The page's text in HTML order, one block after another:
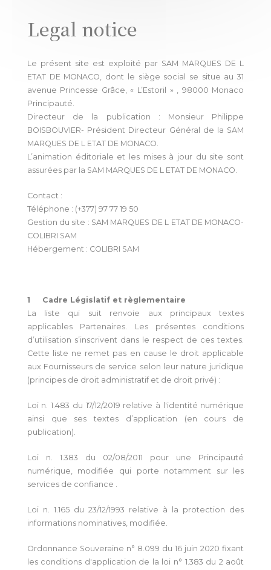
Legal notice
Le présent site est exploité par SAM MARQUES DE L
ETAT DE MONACO, dont le siège social se situe au 31
avenue Princesse Grâce, « L’Estoril » , 98000 Monaco
Principauté.
Directeur de la publication : Monsieur Philippe
BOISBOUVIER- Président Directeur Général de la SAM
MARQUES DE L ETAT DE MONACO.
L’animation éditoriale et les mises à jour du site sont
assurées par la SAM MARQUES DE L ETAT DE MONACO.
Contact :
Téléphone : (+377) 97 77 19 50
Gestion du site : SAM MARQUES DE L ETAT DE MONACO-
COLIBRI SAM
Hébergement : COLIBRI SAM
1 Cadre Législatif et règlementaire
La liste qui suit renvoie aux principaux textes
applicables Partenaires. Les présentes conditions
d’utilisation s’inscrivent dans le respect de ces textes.
Cette liste ne remet pas en cause le droit applicable
aux Fournisseurs de service selon leur nature juridique
(principes de droit administratif et de droit privé) :
Loi n. 1.483 du 17/12/2019 relative à l'identité numérique
ainsi que ses textes d’application (en cours de
publication).
Loi n. 1.383 du 02/08/2011 pour une Principauté
numérique, modifiée qui porte notamment sur les
services de confiance .
Loi n. 1.165 du 23/12/1993 relative à la protection des
informations nominatives, modifiée.
Ordonnance Souveraine n° 8.099 du 16 juin 2020 fixant
les conditions d'application de la loi n° 1.383 du 2 août